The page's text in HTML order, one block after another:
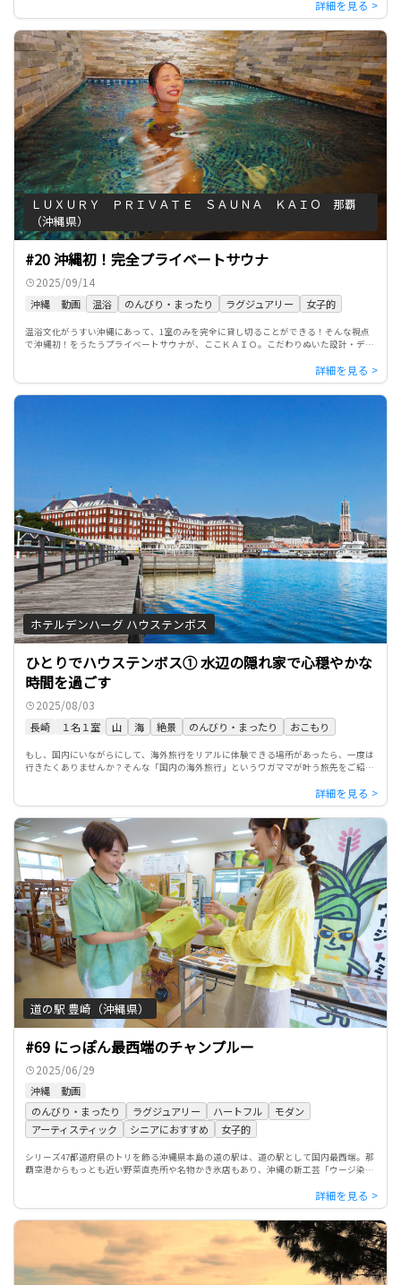
ＬＵＸＵＲＹ ＰＲＩＶＡＴＥ ＳＡＵＮＡ ＫＡＩＯ 那覇
（沖縄県）
#20 沖縄初！完全プライベートサウナ
2025/09/14
沖縄 動画 温浴 のんびり・まったり ラグジュアリー 女子的
温浴文化がうすい沖縄にあって、1室のみを完全に貸し切ることができる！そんな視点
で沖縄初！をうたうプライベートサウナが、ここＫＡＩＯ。こだわりぬいた設計・デザ
ホテルデンハーグ ハウステンボス
ひとりでハウステンボス① 水辺の隠れ家で心穏やかな
時間を過ごす
2025/08/03
長崎 １名１室 山 海 絶景 のんびり・まったり おこもり
もし、国内にいながらにして、海外旅行をリアルに体験できる場所があったら、一度は
行きたくありませんか？そんな「国内の海外旅行」というワガママが叶う旅先をご紹介
道の駅 豊崎（沖縄県）
#69 にっぽん最西端のチャンプルー
2025/06/29
沖縄
動画
のんびり・まったり
ラグジュアリー ハートフル
モダン
アーティスティック
シニアにおすすめ 女子的
シリーズ47都道府県のトリを飾る沖縄県本島の道の駅は、道の駅として国内最西端。那
覇空港からもっとも近い野菜直売所や名物かき氷店もあり、沖縄の新工芸「ウージ染